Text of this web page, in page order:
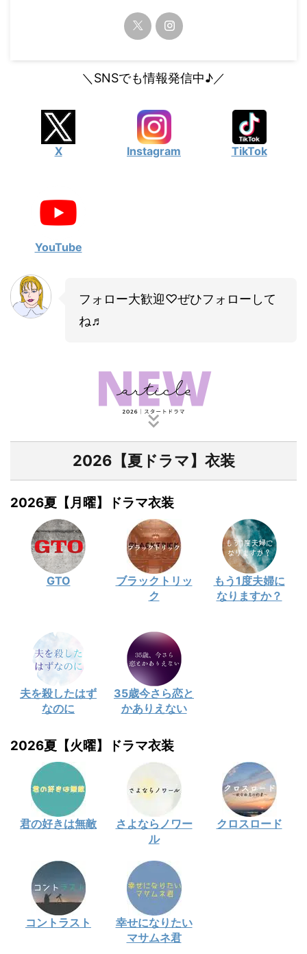
＼SNSでも情報発信中♪／
X Instagram TikTok
YouTube
フォロー大歓迎♡ぜひフォローして
ね♬
2026【夏ドラマ】衣装
2026夏【月曜】ドラマ衣装
GTO
ブラックトリッ
ク
もう1度夫婦に
なりますか？
夫を殺したはず
なのに
35歳今さら恋と
かありえない
2026夏【火曜】ドラマ衣装
君の好きは無敵
さよならノワー
ル
クロスロード
コントラスト
幸せになりたい
マサムネ君